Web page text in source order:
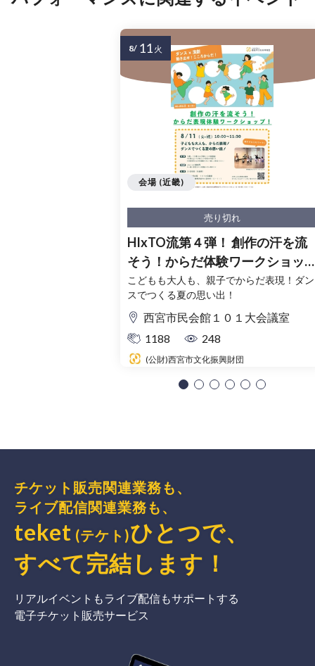
売り切れ
HIxTO流第４弾！ 創作の汗を流
そう！からだ体験ワークショッ
プ！
こどもも大人も、親子でからだ表現！ダン
スでつくる夏の思い出！
西宮市民会館１０１大会議室
1188
248
(公財)西宮市文化振興財団
会場 (近畿)
8/ 11 火
チケット販売関連業務も、
ライブ配信関連業務も、
teket (テケト)ひとつで、
すべて完結 します ！
リアルイベントもライブ配信もサポートする
電子チケット販売サービス